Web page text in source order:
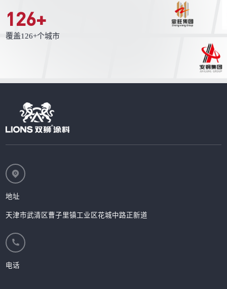
126+
覆盖126+个城市
地址
天津市武清区曹子里镇工业区花城中路正新道
电话